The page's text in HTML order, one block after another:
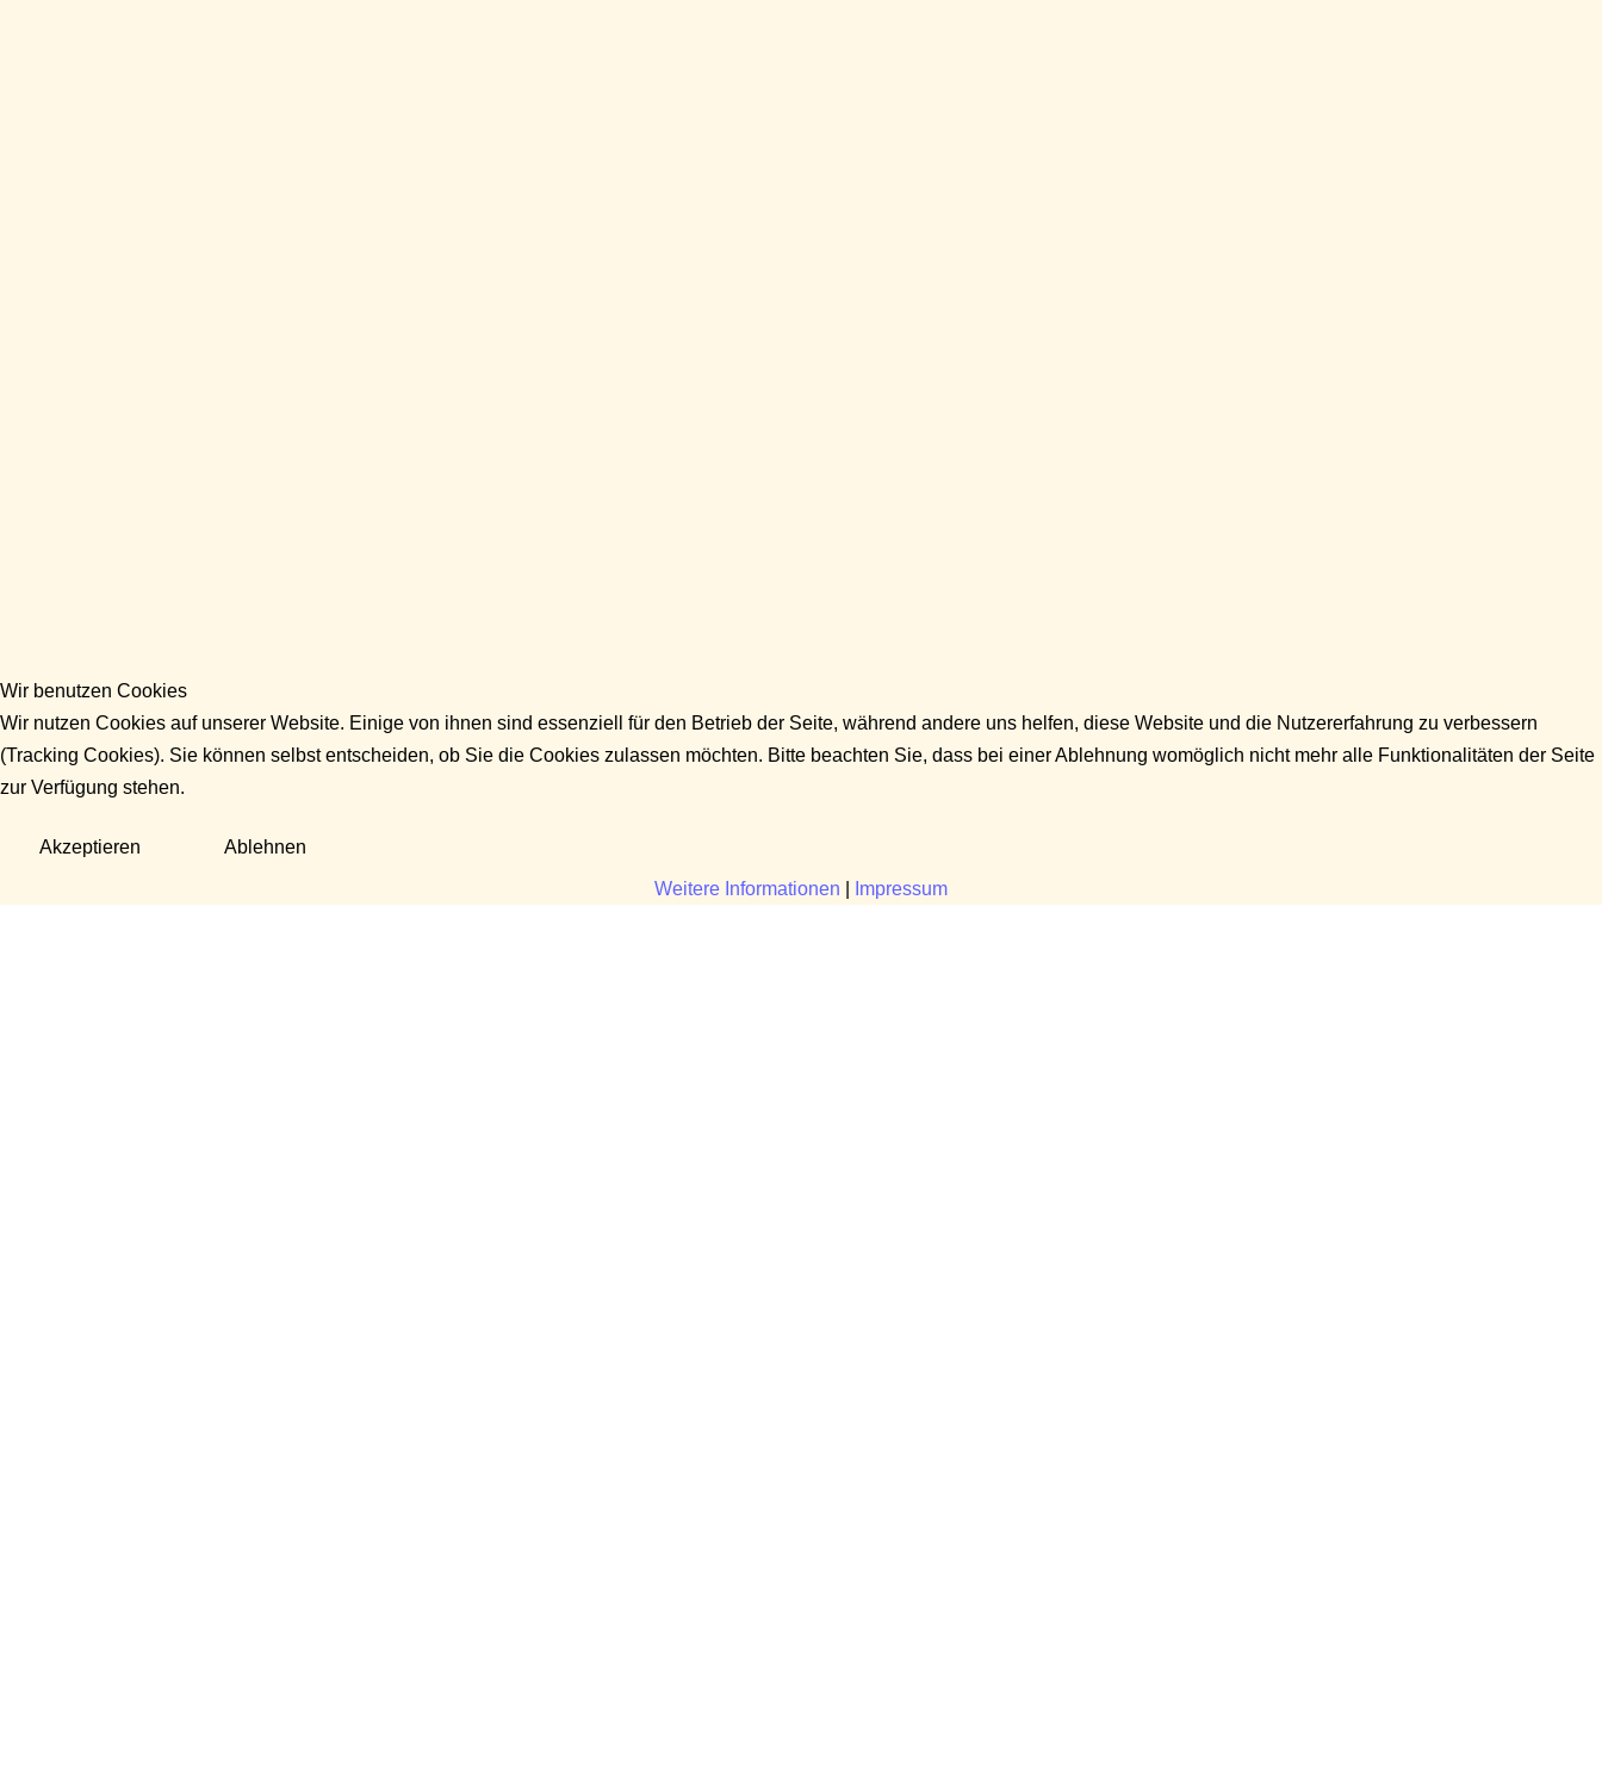
Wir benutzen Cookies
Wir nutzen Cookies auf unserer Website. Einige von ihnen sind essenziell für den Betrieb der Seite, während andere uns helfen, diese Website und die Nutzererfahrung zu verbessern
(Tracking Cookies). Sie können selbst entscheiden, ob Sie die Cookies zulassen möchten. Bitte beachten Sie, dass bei einer Ablehnung womöglich nicht mehr alle Funktionalitäten der Seite
zur Verfügung stehen.
Akzeptieren Ablehnen
Weitere Informationen Impressum